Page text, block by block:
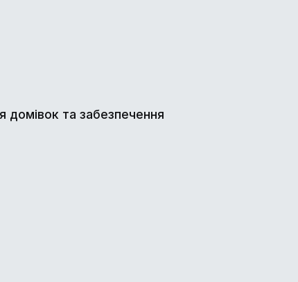
домівок та забезпечення